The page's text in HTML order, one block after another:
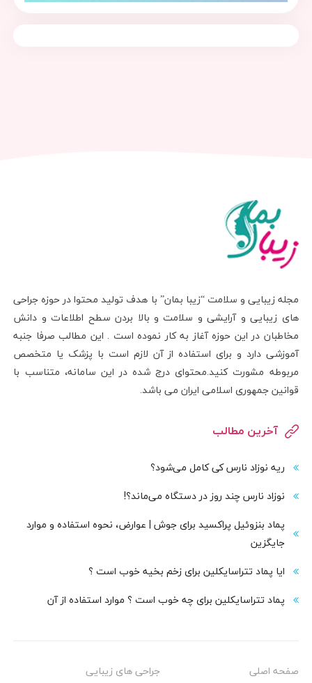
مجله زیبایی و سلامت “زیبا بمان” با هدف تولید محتوا در حوزه جراحی
های زیبایی و آرایشی و سلامت و بالا بردن سطح اطلاعات و دانش
مخاطبان در این حوزه آغاز به کار نموده است . این مطالب صرفا جنبه
آموزشی دارد و برای استفاده از آن لازم است با پزشک یا متخصص
مربوطه مشورت کنید.محتوای درج شده در این سامانه، متناسب با
قوانین جمهوری اسلامی ایران می باشد.
آخرین مطالب
ریه نوزاد نارس کی کامل می‌شود؟
نوزاد نارس چند روز در دستگاه می‌ماند؟!
پماد بنزوئیل پراکسید برای جوش | عوارض، نحوه استفاده و موارد
جایگزین
ایا پماد تتراسایکلین برای زخم بخیه خوب است ؟
پماد تتراسایکلین برای چه خوب است ؟ موارد استفاده از آن
صفحه اصلی
جراحی های زیبایی